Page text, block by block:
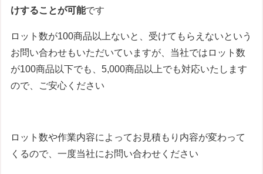
けすることが可能です
ロット数が100商品以上ないと、受けてもらえないという
お問い合わせもいただいていますが、当社ではロット数
が100商品以下でも、5,000商品以上でも対応いたします
ので、ご安心ください
ロット数や作業内容によってお見積もり内容が変わって
くるので、一度当社にお問い合わせください